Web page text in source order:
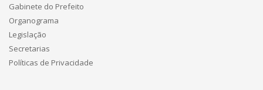
Gabinete do Prefeito
Organograma
Legislação
Secretarias
Políticas de Privacidade